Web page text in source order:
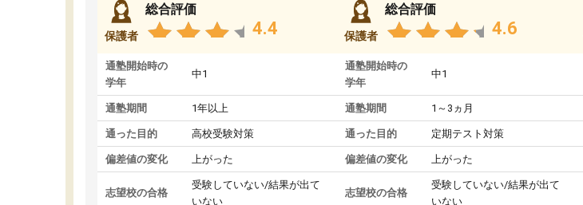
保護者
総合評価
4.4
通塾開始時の
学年
中1
通塾期間 1年以上
通った目的 高校受験対策
偏差値の変化 上がった
志望校の合格
受験していない/結果が出て
いない
保護者
総合評価
4.6
通塾開始時の
学年
中1
通塾期間 1～3ヵ月
通った目的 定期テスト対策
偏差値の変化 上がった
志望校の合格
受験していない/結果が出て
いない